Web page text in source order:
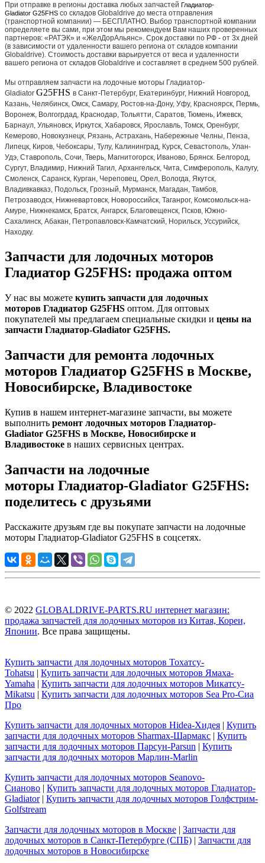
При отправке в регионы доставка любых запчастей Гладиатор-
Gladiator G25FHS со складов Globaldrive до места отправления
(транспортной компании) — БЕСПЛАТНО. Выбор транспортной компании
определяете вы сами, при этом мы рекомендуем Вам наших проверенных
партнеров: «РАТЭК» и «ЖелДорАльянс». Срок доставки по РФ - от 3х дней
(в зависимости от удаленности вашего региона от складов компании
Globaldrive). Стоимость доставки варьируется от веса и удаленности
вашего региона от складов Globaldrive и составляет в среднем 500 рублей.
Мы отправляем запчасти на лодочные моторы Гладиатор-
Gladiator G25FHS в Санкт-Петербург, Екатеринбург, Нижний Новгород,
Казань, Челябинск, Омск, Самару, Ростов-на-Дону, Уфу, Красноярск, Пермь,
Воронеж, Волгогрдад, Краснодар, Тольятти, Саратов, Тюмень, Ижевск,
Барнаул, Ульяновск, Иркутск, Хабаровск, Ярославль, Томск, Оренбург,
Кемерово, Новокузнецк, Рязань, Астрахань, Набережные Челны, Пенза,
Липецк, Киров, Чебоксары, Тулу, Калининград, Курск, Севастополь, Улан-
Удэ, Ставрополь, Сочи, Тверь, Магнитогорск, Иваново, Брянск. Белгород,
Сургут, Владимир, Нижний Тагил, Архангельск, Чита, Симферополь, Калугу,
Смоленск, Саранск, Курган, Череповец, Орел, Вологда, Якутск,
Владивкавказ, Подольск, Грозный, Мурманск, Магадан, Тамбов,
Петрозаводск, Нижневартовск, Новороссийск, Таганрог, Комсомольск-на-
Амуре, Нижнекамск, Братск, Ангарск, Благовещенск, Псков, Южно-
Сахалинск, Абакан, Петропавловск-Камчатский, Норильск, Уссурийск,
Находку.
Запчасти для лодочных моторов
Гладиатор G25FHS: продажа оптом
У нас вы можете купить запчасти для лодочных
моторов Гладиатор G25FHS оптом. Для оптовых
покупателей мы предлагаем специальные скидки и цены на
запчасти Гладиатор-Gladiator G25FHS.
Запчасти для ремонта лодочных
моторов Гладиатор G25FHS в Москве,
Новосибирске, Владивостоке
Купив в нашем интернет-магазине запчасти, вы можете
выполнить ремонт лодочных моторов Гладиатор-
Gladiator G25FHS в Москве, Новосибирске и
Владивостоке в наших сервисных центрах.
Запчасти на лодочные
моторы Гладиатор-Gladiator G25FHS:
поделитесь с друзьями
Расскажите друзьям где вы покупате запчасти на лодочные
моторы Гладиатор-Gladiator G25FHS в соцсетях.
© 2022 GLOBALDRIVE-PARTS.RU интернет магазин:
продажа запчастей для лодочных моторов из Китая, Кореи,
Японии. Все права защищены.
Купить запчасти для лодочных моторов Тохатсу-
Tohatsu | Купить запчасти для лодочных моторов Ямаха-
Yamaha | Купить запчасти для лодочных моторов Микатсу-
Mikatsu | Купить запчасти для лодочных моторов Sea Pro-Сиа
Про
Купить запчасти для лодочных моторов Hidea-Хидея | Купить
запчасти для лодочных моторов Sharmax-Шармакс | Купить
запчасти для лодочных моторов Парсун-Parsun | Купить
запчасти для лодочных моторов Марлин-Marlin
Купить запчасти для лодочных моторов Seanovo-
Сианово | Купить запчасти для лодочных моторов Гладиатор-
Gladiator| Купить запчасти для лодочных моторов Голфстрим-
Golfstream
Запчасти для лодочных моторов в Москве | Запчасти для
лодочных моторов в Санкт-Петербурге (СПБ) | Запчасти для
лодочных моторов в Новосибирске